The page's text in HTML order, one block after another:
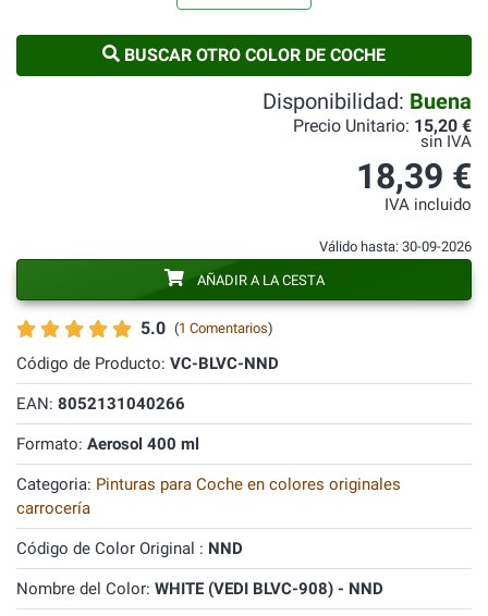
BUSCAR OTRO COLOR DE COCHE
5.0 (1 Comentarios)
Código de Producto: VC-BLVC-NND
EAN: 8052131040266
Formato: Aerosol 400 ml
Categoria: Pinturas para Coche en colores originales
carrocería
Código de Color Original : NND
Nombre del Color: WHITE (VEDI BLVC-908) - NND
Disponibilidad: Buena
Precio Unitario: 15,20 €
sin IVA
18,39 €
IVA incluido
Válido hasta: 30-09-2026
AÑADIR A LA CESTA